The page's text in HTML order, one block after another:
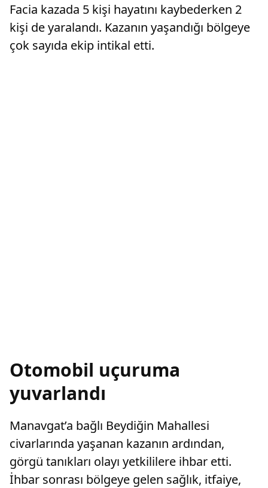
Facia kazada 5 kişi hayatını kaybederken 2
kişi de yaralandı. Kazanın yaşandığı bölgeye
çok sayıda ekip intikal etti.
Otomobil uçuruma
yuvarlandı
Manavgat’a bağlı Beydiğin Mahallesi
civarlarında yaşanan kazanın ardından,
görgü tanıkları olayı yetkililere ihbar etti.
İhbar sonrası bölgeye gelen sağlık, itfaiye,